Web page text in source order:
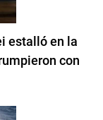
estalló en la
con